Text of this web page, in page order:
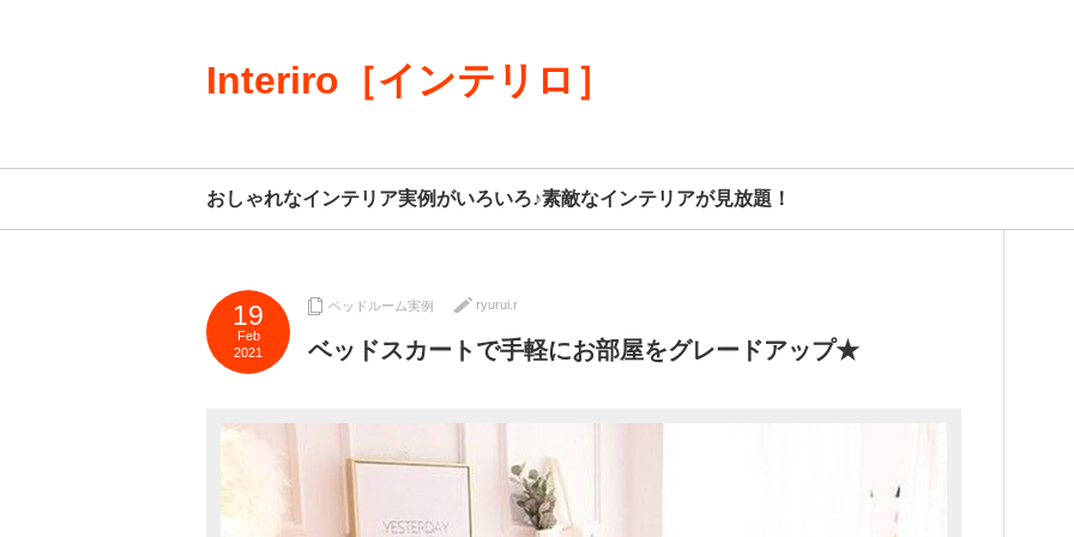
Interiro［インテリロ］
おしゃれなインテリア実例がいろいろ♪素敵なインテリアが見放題！
19
Feb
2021
ベッドルーム実例 ryurui.r
ベッドスカートで手軽にお部屋をグレードアップ★